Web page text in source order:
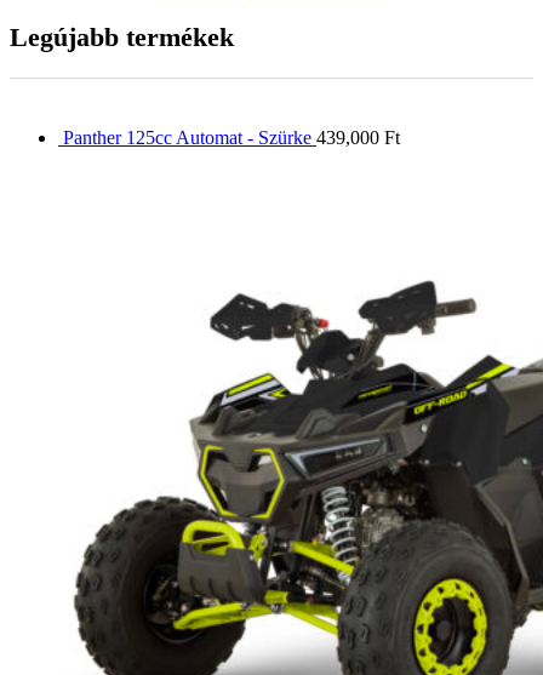
Legújabb termékek
Panther 125cc Automat - Szürke 439,000 Ft